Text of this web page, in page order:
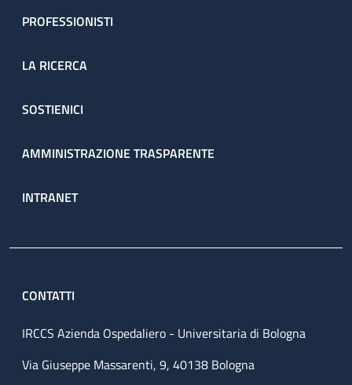
PROFESSIONISTI
LA RICERCA
SOSTIENICI
AMMINISTRAZIONE TRASPARENTE
INTRANET
CONTATTI
IRCCS Azienda Ospedaliero - Universitaria di Bologna
Via Giuseppe Massarenti, 9, 40138 Bologna